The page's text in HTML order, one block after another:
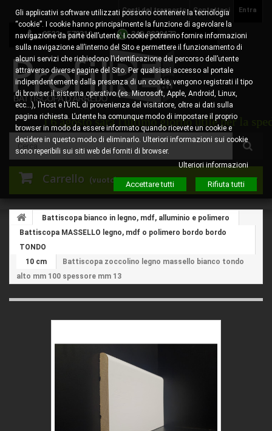
Entra
Contattaci
Costi del trasporto
0522 - 578310 345.8829473
Carrello (vuoto)
6 agosto sarà l'ultimo giorno utile per la
Battiscopa bianco in legno, mdf, alluminio e polimero
Battiscopa MASSELLO legno, mdf o polimero bordo bordo
TONDO
10 cm
Battiscopa zoccolino legno massello bianco tondo
alto mm 100 spessore mm 13
Gli applicativi software utilizzati possono contenere la tecnologia
“cookie”. I cookie hanno principalmente la funzione di agevolare la
navigazione da parte dell’utente. I cookie potranno fornire informazioni
sulla navigazione all’interno del Sito e permettere il funzionamento di
alcuni servizi che richiedono l’identificazione del percorso dell’utente
attraverso diverse pagine del Sito. Per qualsiasi accesso al portale
indipendentemente dalla presenza di un cookie, vengono registrati il tipo
di browser il sistema operativo (es. Microsoft, Apple, Android, Linux,
ecc…), l’Host e l’URL di provenienza del visitatore, oltre ai dati sulla
pagina richiesta. L’utente ha comunque modo di impostare il proprio
browser in modo da essere informato quando ricevete un cookie e
decidere in questo modo di eliminarlo. Ulteriori informazioni sui cookie
sono reperibili sui siti web dei forniti di browser.
Ulteriori informazioni
Accettare tutti Rifiuta tutti